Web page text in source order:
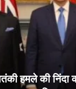
हमले की निंदा